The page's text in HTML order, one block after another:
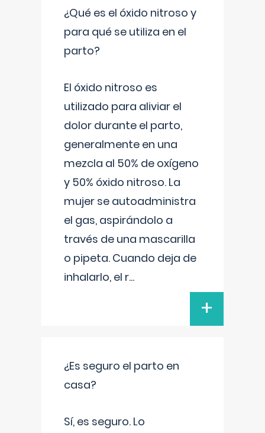
¿Qué es el óxido nitroso y
para qué se utiliza en el
parto?
El óxido nitroso es
utilizado para aliviar el
dolor durante el parto,
generalmente en una
mezcla al 50% de oxígeno
y 50% óxido nitroso. La
mujer se autoadministra
el gas, aspirándolo a
través de una mascarilla
o pipeta. Cuando deja de
inhalarlo, el r...
+
¿Es seguro el parto en
casa?
Sí, es seguro. Lo